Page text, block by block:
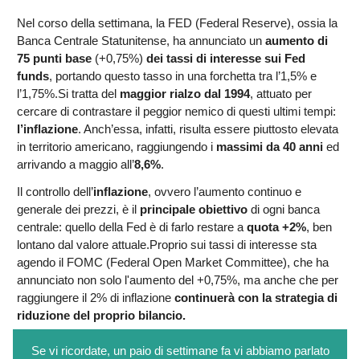
Nel corso della settimana, la FED (Federal Reserve), ossia la
Banca Centrale Statunitense, ha annunciato un aumento di
75 punti base (+0,75%) dei tassi di interesse sui Fed
funds, portando questo tasso in una forchetta tra l’1,5% e
l’1,75%.Si tratta del maggior rialzo dal 1994, attuato per
cercare di contrastare il peggior nemico di questi ultimi tempi:
l’inflazione. Anch’essa, infatti, risulta essere piuttosto elevata
in territorio americano, raggiungendo i massimi da 40 anni ed
arrivando a maggio all’8,6%.
Il controllo dell’inflazione, ovvero l’aumento continuo e
generale dei prezzi, è il principale obiettivo di ogni banca
centrale: quello della Fed è di farlo restare a quota +2%, ben
lontano dal valore attuale.Proprio sui tassi di interesse sta
agendo il FOMC (Federal Open Market Committee), che ha
annunciato non solo l'aumento del +0,75%, ma anche che per
raggiungere il 2% di inflazione continuerà con la strategia di
riduzione del proprio bilancio.
Se vi ricordate, un paio di settimane fa vi abbiamo parlato